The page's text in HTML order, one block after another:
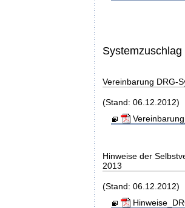
Systemzuschlag
Vereinbarung DRG-
(Stand: 06.12.2012)
Hinweise der
2013
(Stand: 06.12.2012)